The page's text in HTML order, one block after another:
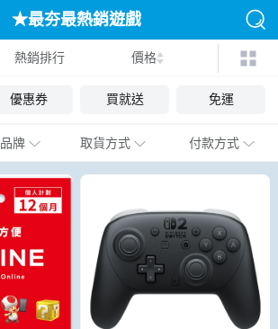
★最夯最熱銷遊戲
熱銷排行 價格
優惠券 買就送 免運
品牌 取貨方式 付款方式